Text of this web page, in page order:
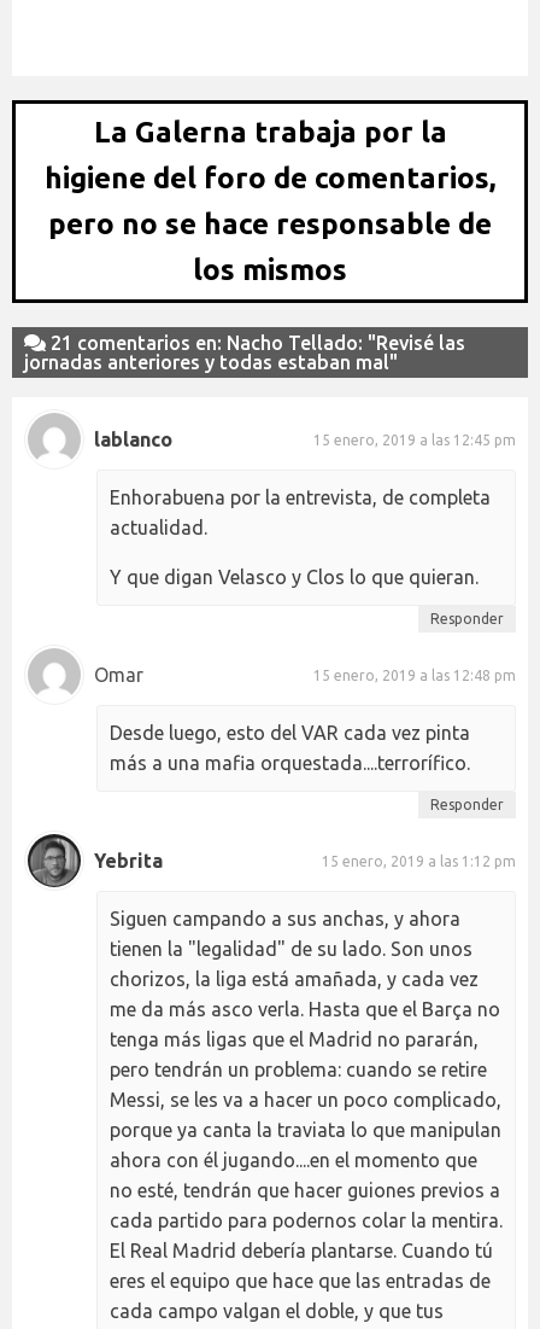
La Galerna trabaja por la
higiene del foro de comentarios,
pero no se hace responsable de
los mismos
21 comentarios en: Nacho Tellado: "Revisé las
jornadas anteriores y todas estaban mal"
lablanco 15 enero, 2019 a las 12:45 pm
Enhorabuena por la entrevista, de completa
actualidad.
Y que digan Velasco y Clos lo que quieran.
Responder
Omar 15 enero, 2019 a las 12:48 pm
Desde luego, esto del VAR cada vez pinta
más a una mafia orquestada....terrorífico.
Responder
Yebrita 15 enero, 2019 a las 1:12 pm
Siguen campando a sus anchas, y ahora
tienen la "legalidad" de su lado. Son unos
chorizos, la liga está amañada, y cada vez
me da más asco verla. Hasta que el Barça no
tenga más ligas que el Madrid no pararán,
pero tendrán un problema: cuando se retire
Messi, se les va a hacer un poco complicado,
porque ya canta la traviata lo que manipulan
ahora con él jugando....en el momento que
no esté, tendrán que hacer guiones previos a
cada partido para podernos colar la mentira.
El Real Madrid debería plantarse. Cuando tú
eres el equipo que hace que las entradas de
cada campo valgan el doble, y que tus